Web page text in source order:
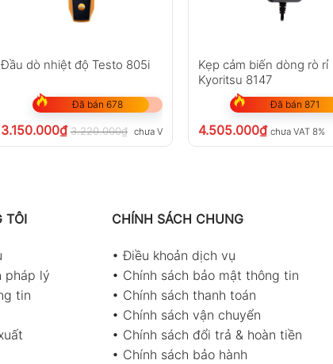
Đầu dò nhiệt độ Testo 805i
Đã bán 678
3.150.000₫ 3.220.000₫ chưa VAT 8%
Kẹp cảm biến dòng rò rỉ
Kyoritsu 8147
Đã bán 871
4.505.000₫ chưa VAT 8%
TÔI
pháp lý
tin
CHÍNH SÁCH CHUNG
•Điều khoản dịch vụ
• Chính sách bảo mật thông tin
• Chính sách thanh toán
• Chính sách vận chuyển
• Chính sách đổi trả & hoàn tiền
• Chính sách bảo hành